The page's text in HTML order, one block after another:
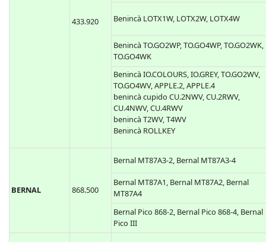
433.920 Benincà LOTX1W, LOTX2W, LOTX4W
Benincà TO.GO2WP, TO.GO4WP, TO.GO2WK,
TO.GO4WK
Benincà IO.COLOURS, IO.GREY, TO.GO2WV,
TO.GO4WV, APPLE.2, APPLE.4
benincà cupido CU.2NWV, CU.2RWV,
CU.4NWV, CU.4RWV
benincà T2WV, T4WV
Benincà ROLLKEY
BERNAL 868.500
Bernal MT87A3-2, Bernal MT87A3-4
Bernal MT87A1, Bernal MT87A2, Bernal
MT87A4
Bernal Pico 868-2, Bernal Pico 868-4, Bernal
Pico III